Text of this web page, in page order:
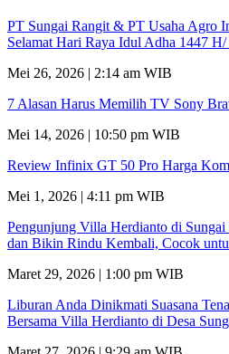
PT Sungai Rangit & PT Usaha Agro
Selamat Hari Raya Idul Adha 1447
Mei 26, 2026 | 2:14 am WIB
7 Alasan Harus Memilih TV Sony
Mei 14, 2026 | 10:50 pm WIB
Review Infinix GT 50 Pro Harga
Mei 1, 2026 | 4:11 pm WIB
Pengunjung Villa Herdianto di
dan Bikin Rindu Kembali, Cocok
Maret 29, 2026 | 1:00 pm WIB
Liburan Anda Dinikmati Suasana
Bersama Villa Herdianto di Desa